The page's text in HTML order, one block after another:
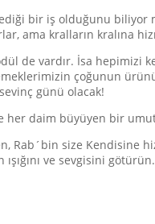
bir iş olduğunu biliyor
ama kralların kralına
de vardır. İsa hepimizi
çoğunun
günü olacak!
her daim büyüyen bir
Rab´bin size Kendisine
ve sevgisini